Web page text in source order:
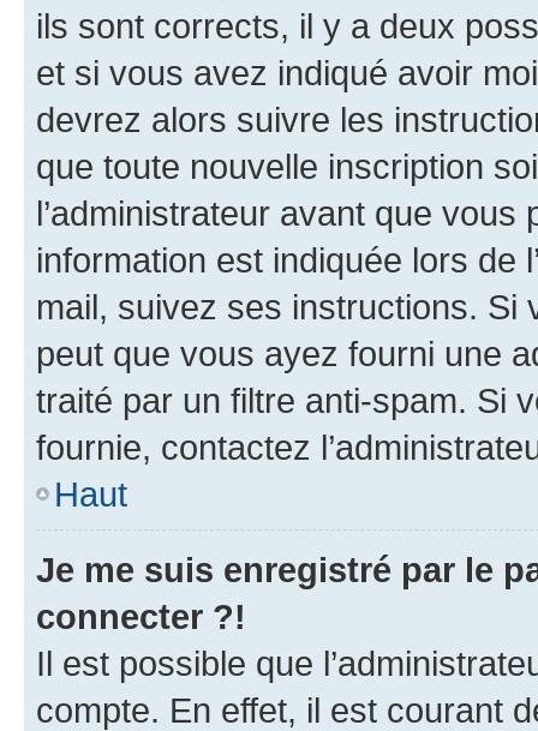
ils sont corrects, il y a deux
et si vous avez indiqué avoir
devrez alors suivre les
que toute nouvelle inscription
l’administrateur avant que
information est indiquée lors de
mail, suivez ses instructions. Si
peut que vous ayez fourni une
traité par un filtre anti-spam. Si
fournie, contactez
Haut
Je me suis enregistré par le
connecter ?!
Il est possible que
compte. En effet, il est courant